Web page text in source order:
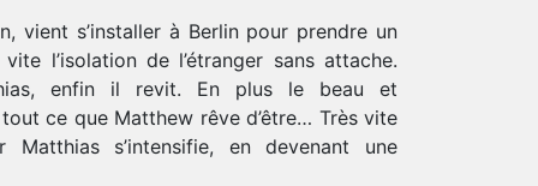
vient s’installer à Berlin pour prendre un
l’isolation de l’étranger sans attache.
enfin il revit. En plus le beau et
ce que Matthew rêve d’être… Très vite
Matthias s’intensifie, en devenant une